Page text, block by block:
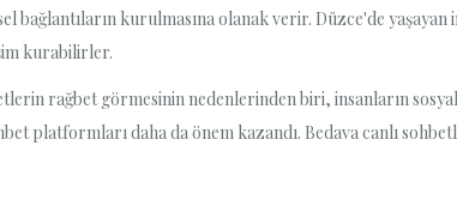
bağlantıların kurulmasına olanak verir. Düzce'de
kurabilirler.
rağbet görmesinin nedenlerinden biri, insanların
platformları daha da önem kazandı. Bedava canlı